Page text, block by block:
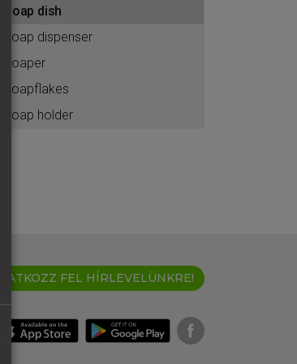
soap dish
soap dispenser
soaper
soapflakes
soap holder
IRATKOZZ FEL HÍRLEVELÜNKRE!